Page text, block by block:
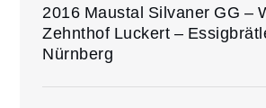
2016 Maustal Silvaner GG –
Zehnthof Luckert –
Nürnberg